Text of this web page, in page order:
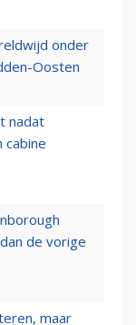
onder
Oosten
nadat
cabine
de vorige
maar